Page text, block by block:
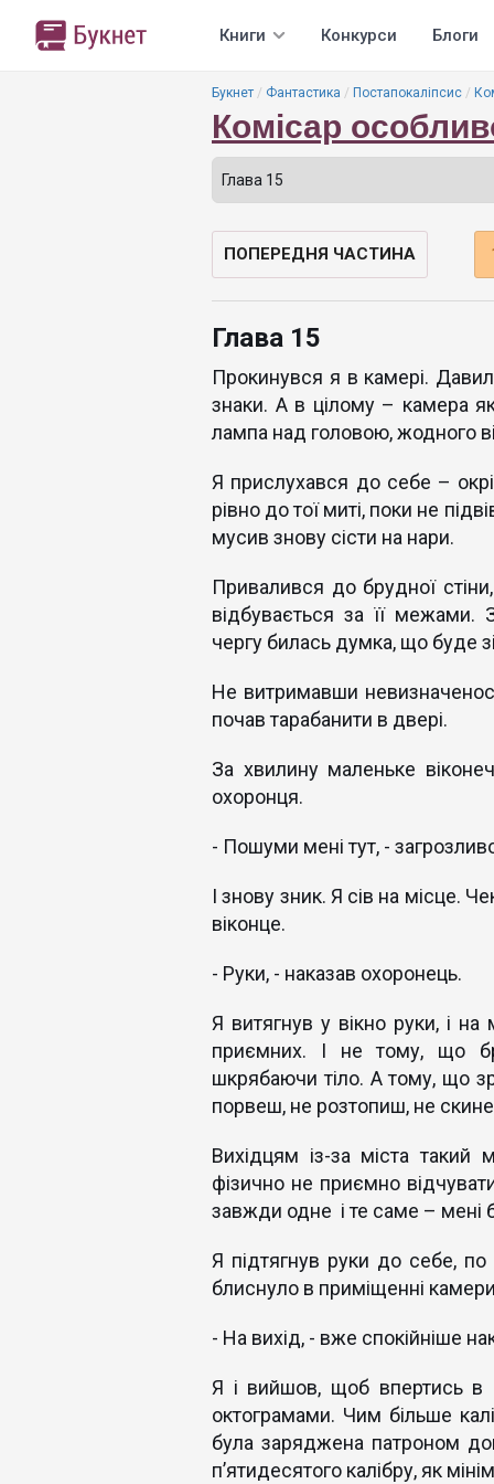
Книги Конкурси Блоги
Букнет Фантастика Постапокаліпсис
Комісар
ПОПЕРЕДНЯ ЧАСТИНА
Глава 15
Прокинувся я в камері.
знаки. А в цілому – камера
лампа над головою, жодного
Я прислухався до себе –
рівно до тої миті, поки не
мусив знову сісти на нари.
Привалився до брудної
відбувається за її
чергу билась думка, що буде
Не витримавши
почав тарабанити в двері.
За хвилину маленьке
охоронця.
- Пошуми мені тут, -
І знову зник. Я сів на місце.
віконце.
- Руки, - наказав охоронець.
Я витягнув у вікно руки, і на
приємних. І не тому, що
шкрябаючи тіло. А тому, що
порвеш, не розтопиш, не
Вихідцям із-за міста
фізично не приємно
завжди одне і те саме – мені
Я підтягнув руки до себе,
блиснуло в приміщенні
- На вихід, - вже спокійніше
Я і вийшов, щоб впертись в
октограмами. Чим більше
була заряджена патроном
п’ятидесятого калібру, як